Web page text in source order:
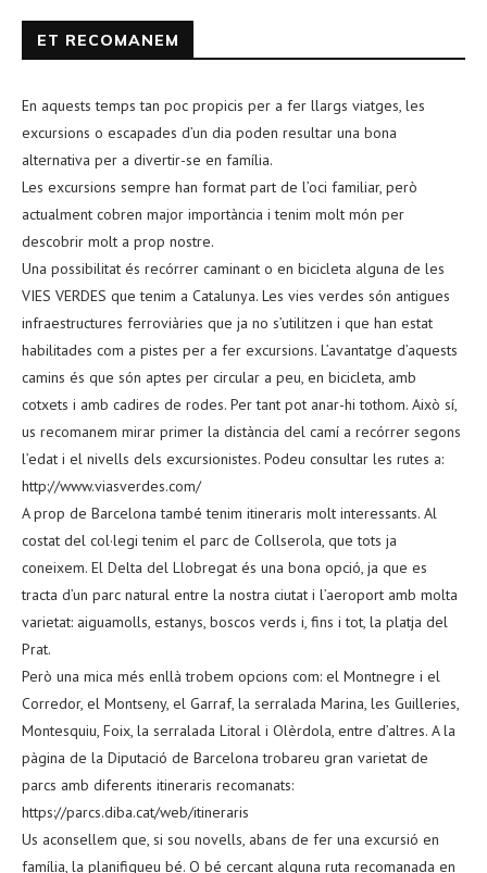
ET RECOMANEM
En aquests temps tan poc propicis per a fer llargs viatges, les
excursions o escapades d’un dia poden resultar una bona
alternativa per a divertir-se en família.
Les excursions sempre han format part de l’oci familiar, però
actualment cobren major importància i tenim molt món per
descobrir molt a prop nostre.
Una possibilitat és recórrer caminant o en bicicleta alguna de les
VIES VERDES que tenim a Catalunya. Les vies verdes són antigues
infraestructures ferroviàries que ja no s’utilitzen i que han estat
habilitades com a pistes per a fer excursions. L’avantatge d’aquests
camins és que són aptes per circular a peu, en bicicleta, amb
cotxets i amb cadires de rodes. Per tant pot anar-hi tothom. Això sí,
us recomanem mirar primer la distància del camí a recórrer segons
l’edat i el nivells dels excursionistes. Podeu consultar les rutes a:
http://www.viasverdes.com/
A prop de Barcelona també tenim itineraris molt interessants. Al
costat del col·legi tenim el parc de Collserola, que tots ja
coneixem. El Delta del Llobregat és una bona opció, ja que es
tracta d’un parc natural entre la nostra ciutat i l’aeroport amb molta
varietat: aiguamolls, estanys, boscos verds i, fins i tot, la platja del
Prat.
Però una mica més enllà trobem opcions com: el Montnegre i el
Corredor, el Montseny, el Garraf, la serralada Marina, les Guilleries,
Montesquiu, Foix, la serralada Litoral i Olèrdola, entre d’altres. A la
pàgina de la Diputació de Barcelona trobareu gran varietat de
parcs amb diferents itineraris recomanats:
https://parcs.diba.cat/web/itineraris
Us aconsellem que, si sou novells, abans de fer una excursió en
família, la planifiqueu bé. O bé cercant alguna ruta recomanada en